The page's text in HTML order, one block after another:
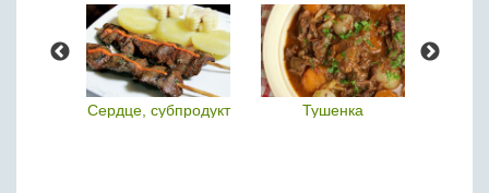
Сердце, субпродукт Тушенка